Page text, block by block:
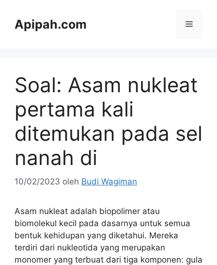
Apipah.com Menu
Soal: Asam nukleat
pertama kali
ditemukan pada sel
nanah di
10/02/2023 oleh Budi Wagiman
Asam nukleat adalah biopolimer atau
biomolekul kecil pada dasarnya untuk semua
bentuk kehidupan yang diketahui. Mereka
terdiri dari nukleotida yang merupakan
monomer yang terbuat dari tiga komponen: gula